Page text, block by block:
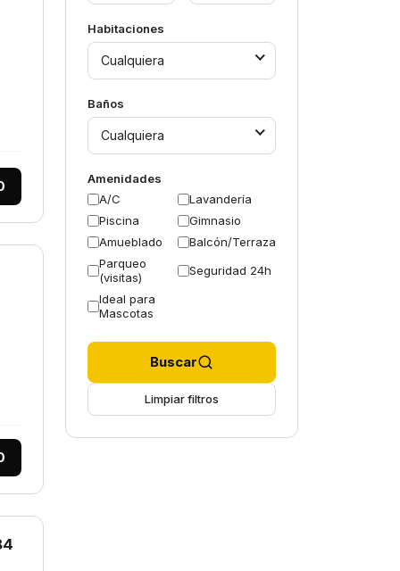
Habitaciones
Cualquiera
Baños
Cualquiera
Amenidades
A/C
Lavandería
Piscina
Gimnasio
Amueblado
Balcón/Terraza
Parqueo
(visitas)
Seguridad 24h
Ideal para
Mascotas
Buscar
Limpiar filtros